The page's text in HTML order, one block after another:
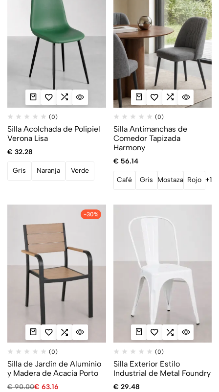
(0)
Silla Acolchada de Polipiel
Verona Lisa
€ 32.28
Gris Naranja Verde
(0)
Silla Antimanchas de
Comedor Tapizada
Harmony
€ 56.14
Café Gris Mostaza Rojo +1
-30%
(0)
Silla de Jardín de Aluminio
y Madera de Acacia Porto
€90.00€ 63.16
(0)
Silla Exterior Estilo
Industrial de Metal Foundry
€ 29.48